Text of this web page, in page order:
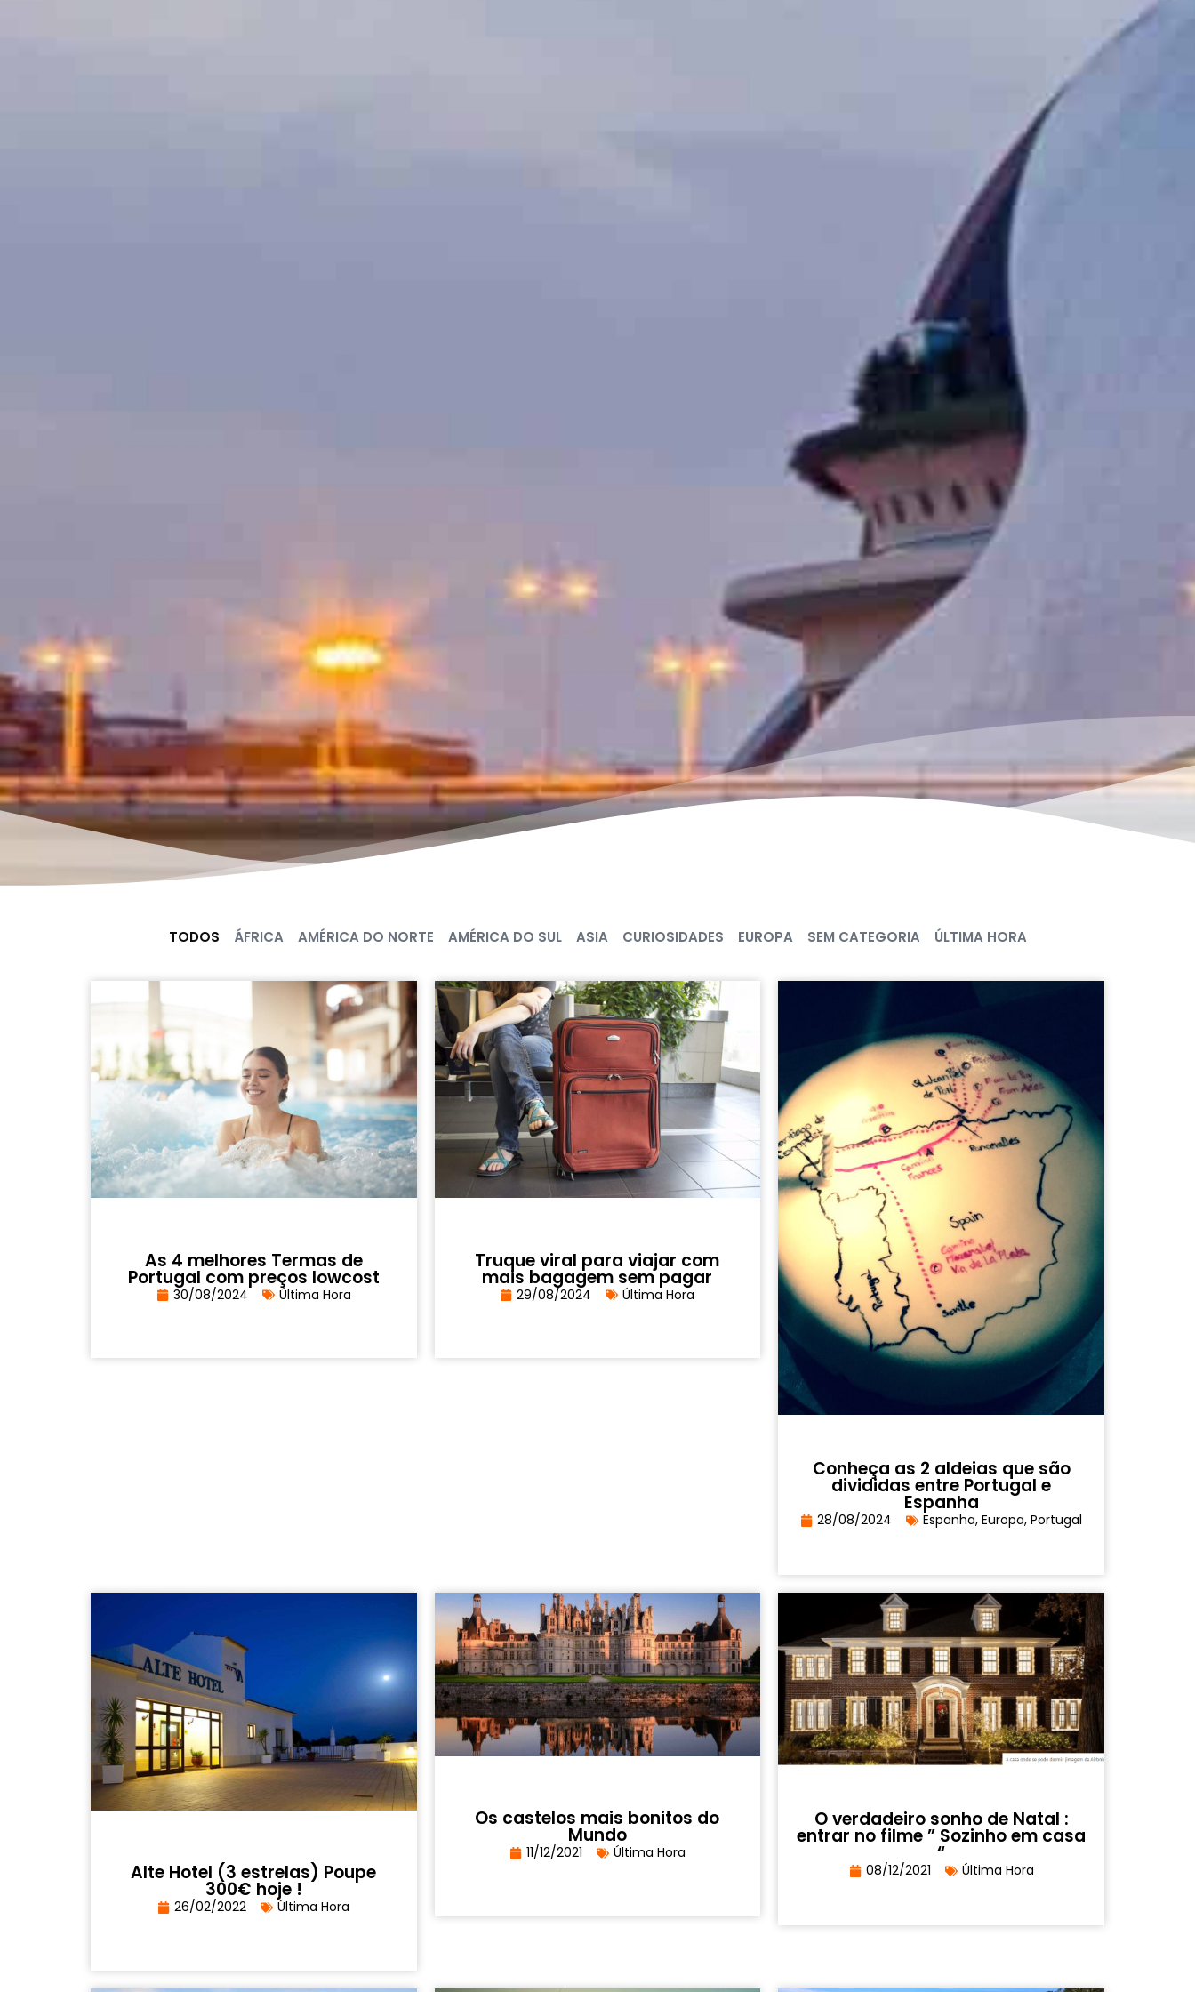
ÁFRICA AMÉRICA DO NORTE AMÉRICA DO SUL ASIA CURIOSIDADES EUROPA SEM CATEGORIA ÚLTIMA HORA
TODOS
As 4 melhores Termas de
Portugal com preços lowcost
30/08/2024 Última Hora
Truque viral para viajar com
mais bagagem sem pagar
29/08/2024 Última Hora
Conheça as 2 aldeias que são
divididas entre Portugal e
Espanha
28/08/2024 Espanha,Europa,Portugal
Alte Hotel (3 estrelas) Poupe
300€ hoje !
26/02/2022 Última Hora
Os castelos mais bonitos do
Mundo
11/12/2021 Última Hora
O verdadeiro sonho de Natal :
entrar no filme ” Sozinho em casa
“
08/12/2021 Última Hora